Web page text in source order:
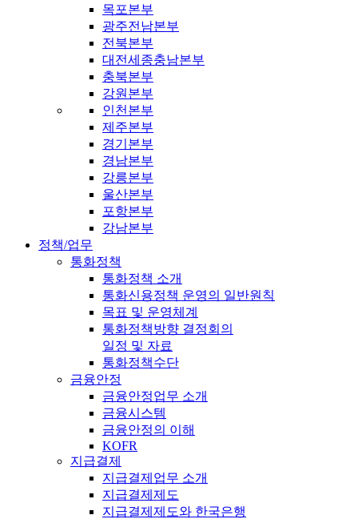
목포본부
광주전남본부
전북본부
대전세종충남본부
충북본부
강원본부
인천본부
제주본부
경기본부
경남본부
강릉본부
울산본부
포항본부
강남본부
정책/업무
통화정책
통화정책 소개
통화신용정책 운영의 일반원칙
목표 및 운영체계
통화정책방향 결정회의
일정 및 자료
통화정책수단
금융안정
금융안정업무 소개
금융시스템
금융안정의 이해
KOFR
지급결제
지급결제업무 소개
지급결제제도
지급결제제도와 한국은행